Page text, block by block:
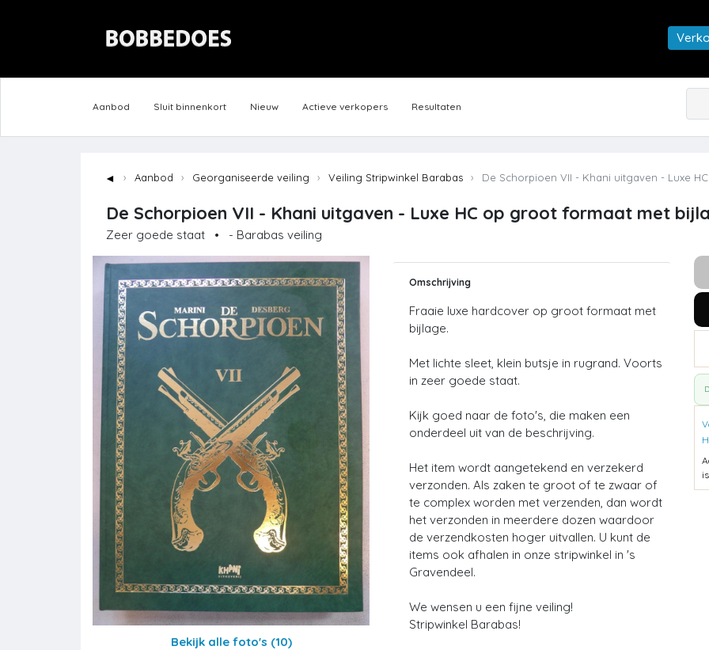
Aanbod Sluit binnenkort Nieuw Actieve verkopers Resultaten
◄ Aanbod Georganiseerde veiling Veiling Stripwinkel Barabas De Schorpioen VII - Khani uitgaven - Luxe
De Schorpioen VII - Khani uitgaven - Luxe HC op groot formaat met
Zeer goede staat • - Barabas veiling
Bekijk alle foto's (10)
Omschrijving
Fraaie luxe hardcover op groot formaat met
bijlage.
Met lichte sleet, klein butsje in rugrand. Voorts
in zeer goede staat.
Kijk goed naar de foto's, die maken een
onderdeel uit van de beschrijving.
Het item wordt aangetekend en verzekerd
verzonden. Als zaken te groot of te zwaar of
te complex worden met verzenden, dan wordt
het verzonden in meerdere dozen waardoor
de verzendkosten hoger uitvallen. U kunt de
items ook afhalen in onze stripwinkel in 's
Gravendeel.
We wensen u een fijne veiling!
Stripwinkel Barabas!